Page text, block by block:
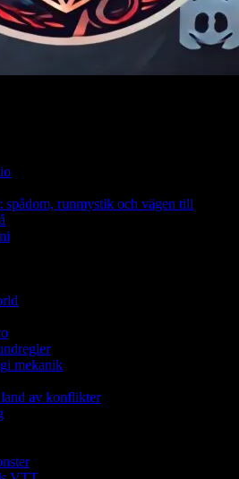
spådom, runmystik och vägen till
mekanik
av konflikter